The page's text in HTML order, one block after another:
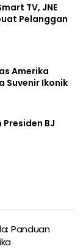
TV, JNE
Pelanggan
Amerika
Suvenir Ikonik
BJ
Panduan